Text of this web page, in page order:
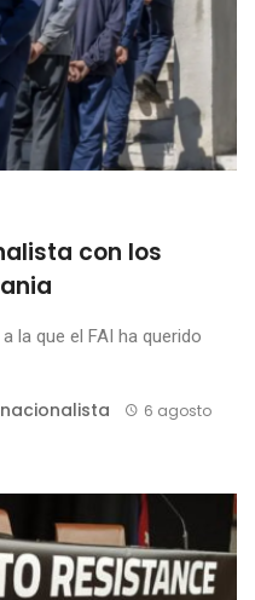
con los
la que el FAI ha querido
6 agosto